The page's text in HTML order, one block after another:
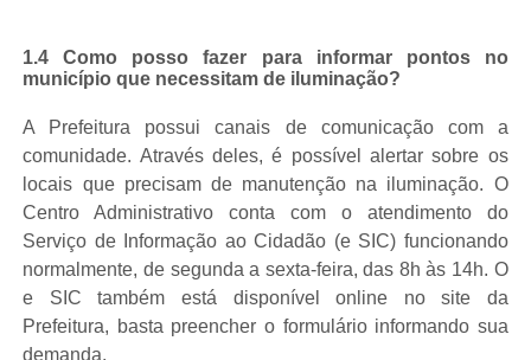
1.4 Como posso fazer para informar pontos no
município que necessitam de iluminação?
A Prefeitura possui canais de comunicação com a
comunidade. Através deles, é possível alertar sobre os
locais que precisam de manutenção na iluminação. O
Centro Administrativo conta com o atendimento do
Serviço de Informação ao Cidadão (e SIC) funcionando
normalmente, de segunda a sexta-feira, das 8h às 14h. O
e SIC também está disponível online no site da
Prefeitura, basta preencher o formulário informando sua
demanda.